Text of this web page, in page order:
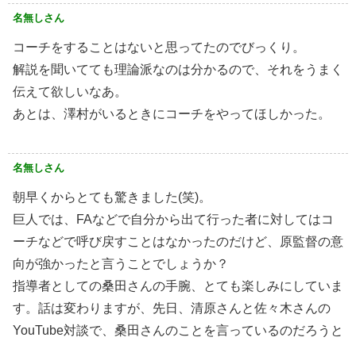
名無しさん
コーチをすることはないと思ってたのでびっくり。
解説を聞いてても理論派なのは分かるので、それをうまく
伝えて欲しいなあ。
あとは、澤村がいるときにコーチをやってほしかった。
名無しさん
朝早くからとても驚きました(笑)。
巨人では、FAなどで自分から出て行った者に対してはコ
ーチなどで呼び戻すことはなかったのだけど、原監督の意
向が強かったと言うことでしょうか？
指導者としての桑田さんの手腕、とても楽しみにしていま
す。話は変わりますが、先日、清原さんと佐々木さんの
YouTube対談で、桑田さんのことを言っているのだろうと